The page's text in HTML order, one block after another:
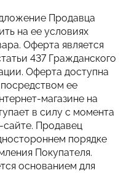
Продавца
на ее условиях
Оферта является
437 Гражданского
Оферта доступна
ее
магазине на
в силу с момента
Продавец
порядке
Покупателя.
основанием для